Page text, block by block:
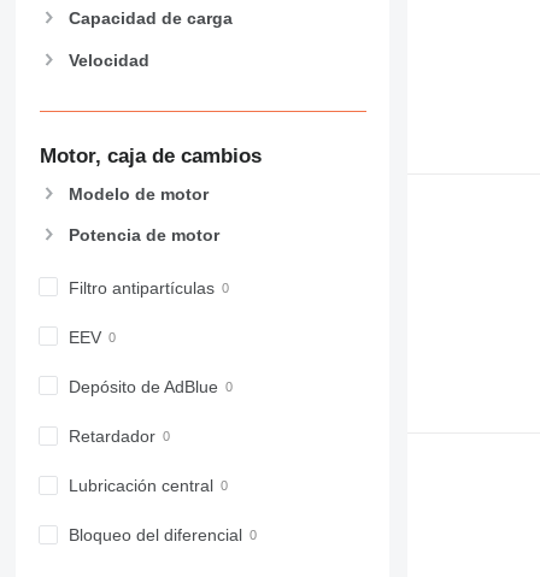
908
926
928
955
963
973
982
Capacidad de carga
Velocidad
Motor, caja de cambios
Modelo de motor
Potencia de motor
Filtro antipartículas
EEV
Depósito de AdBlue
Retardador
Lubricación central
Bloqueo del diferencial